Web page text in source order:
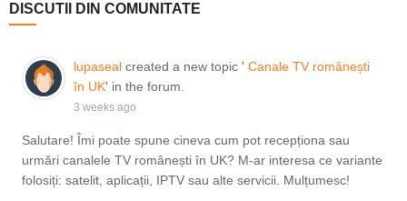
DISCUTII DIN COMUNITATE
lupasealcreated a new topic ' Canale TV românești
în UK' in the forum.
3 weeks ago
Salutare! Îmi poate spune cineva cum pot recepționa sau
urmări canalele TV românești în UK? M-ar interesa ce variante
folosiți: satelit, aplicații, IPTV sau alte servicii. Mulțumesc!